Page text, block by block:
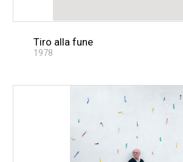
Tiro alla fune
1978